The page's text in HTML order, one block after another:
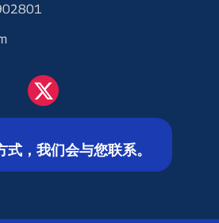
，我们会与您联系。